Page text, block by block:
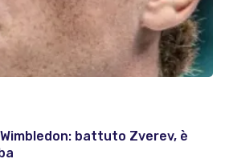
battuto Zverev, è